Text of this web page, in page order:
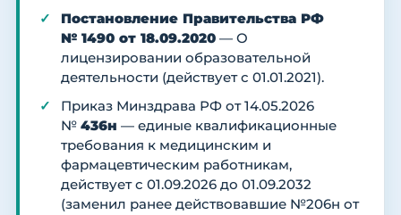
Постановление Правительства РФ
№ 1490 от 18.09.2020 — О
лицензировании образовательной
деятельности (действует с 01.01.2021).
Приказ Минздрава РФ от 14.05.2026
№ 436н — единые квалификационные
требования к медицинским и
фармацевтическим работникам,
действует с 01.09.2026 до 01.09.2032
(заменил ранее действовавшие №206н от